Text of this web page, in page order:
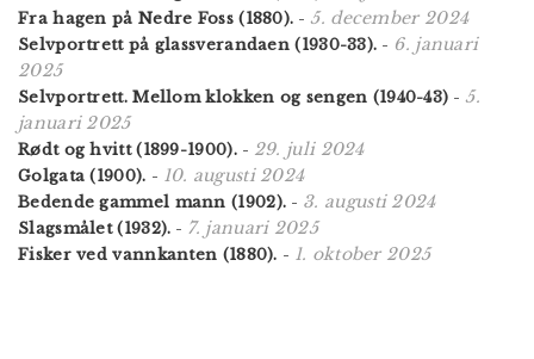
Fra hagen på Nedre Foss (1880). -5. december 2024
Selvportrett på glassverandaen (1930-33). - 6. januari
2025
Selvportrett. Mellom klokken og sengen (1940-43) -5.
januari 2025
Rødt og hvitt (1899-1900).- 29. juli 2024
Golgata (1900). - 10. augusti 2024
Bedende gammel mann (1902). - 3. augusti 2024
Slagsmålet (1932). - 7. januari 2025
Fisker ved vannkanten (1880). - 1. oktober 2025